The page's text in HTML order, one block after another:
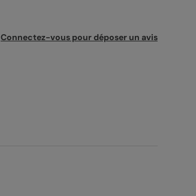
Connectez-vous pour déposer un avis